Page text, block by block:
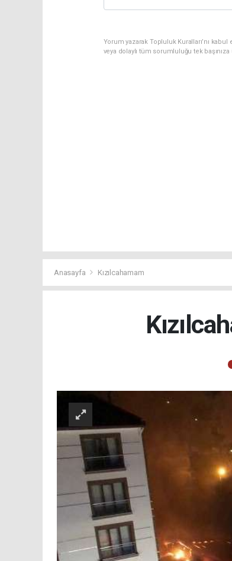
Yorum yazarak Topluluk Kuralları’nı
veya dolaylı tüm sorumluluğu tek
Anasayfa Kızılcahamam